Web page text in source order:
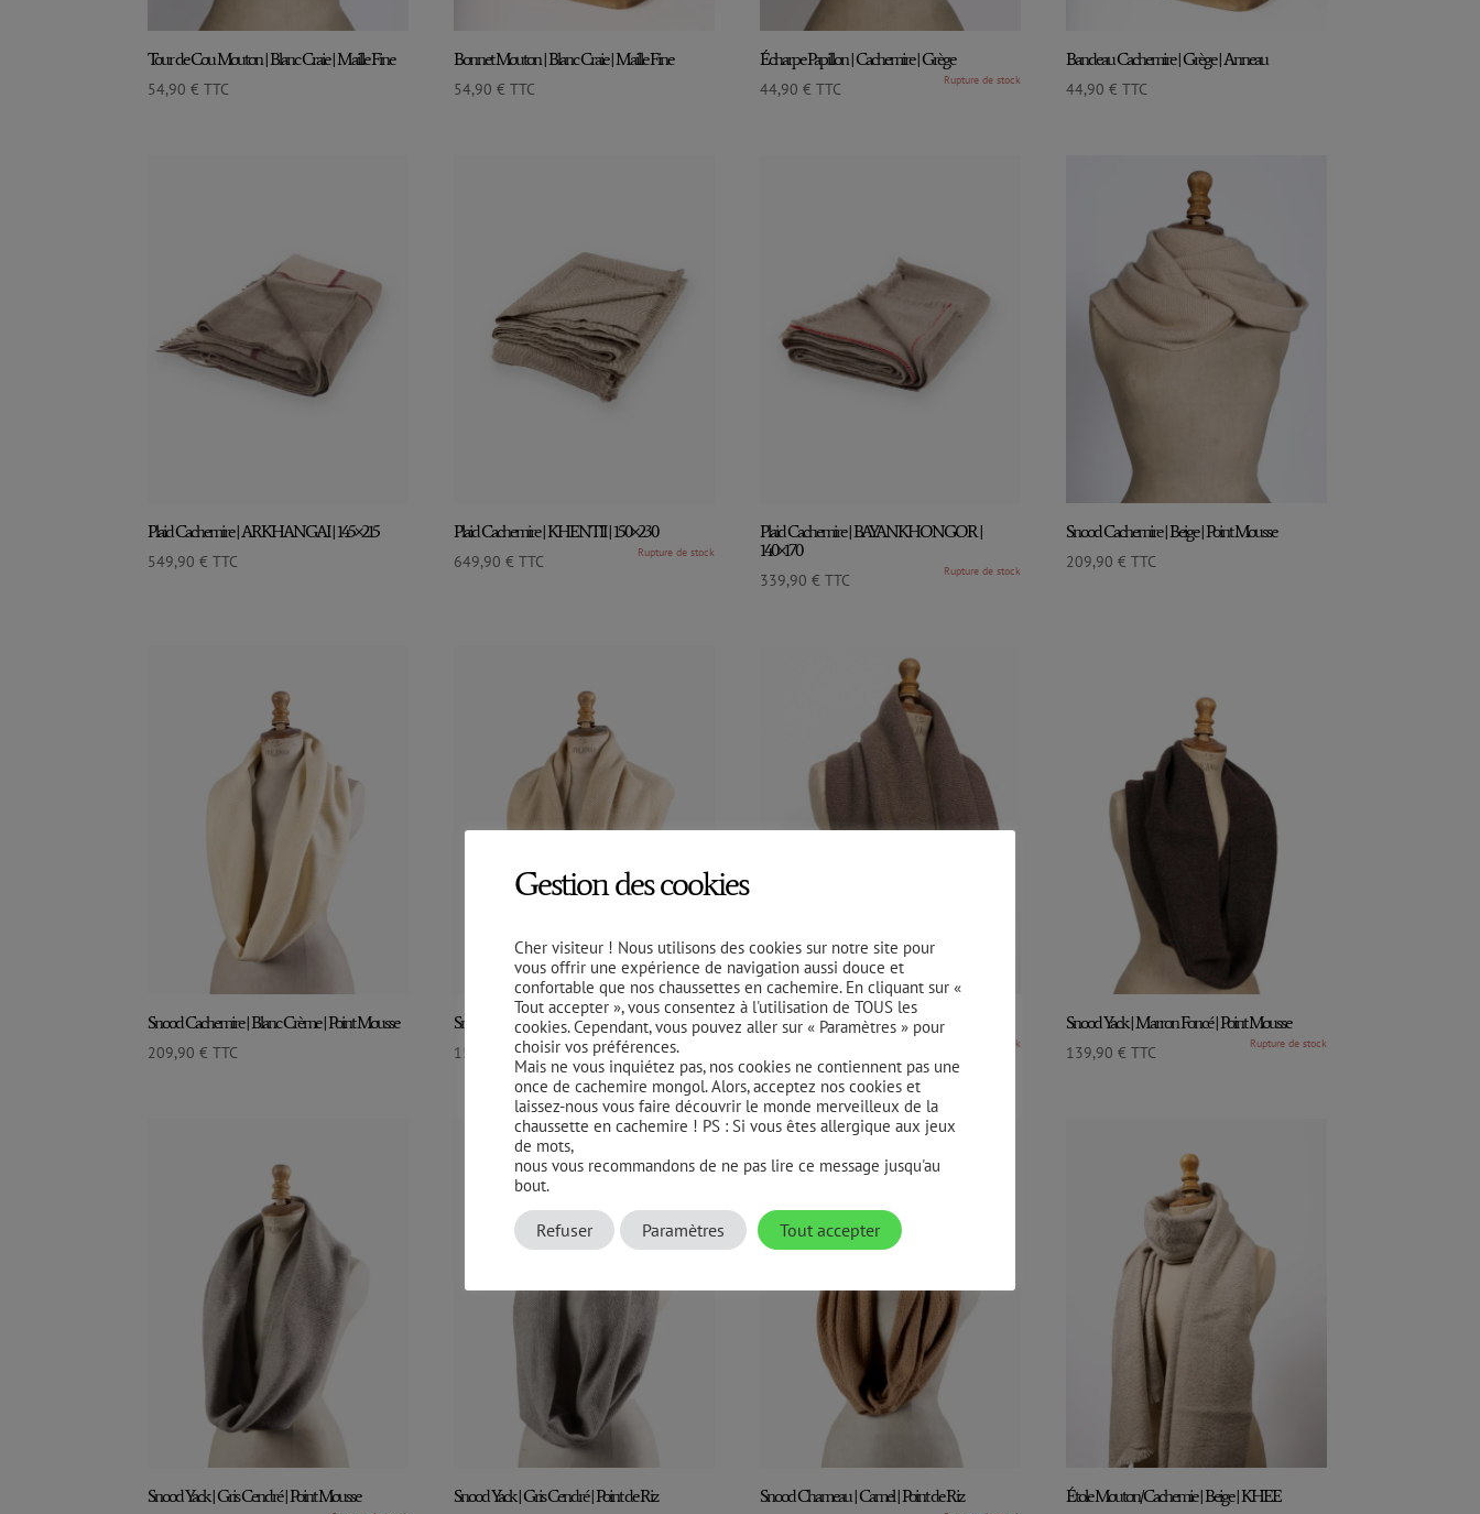
Tour de Cou Mouton | Blanc Craie | Maille Fine
54,90€ TTC
Bonnet Mouton | Blanc Craie | Maille Fine
54,90€ TTC
Écharpe Papillon | Cachemire | Grège
44,90€ TTC
Bandeau Cachemire | Grège | Anneau
44,90€ TTC
Plaid Cachemire | ARKHANGAI | 145×215
549,90€ TTC
Plaid Cachemire | KHENTII | 150×230
649,90€ TTC
Plaid Cachemire | BAYANKHONGOR |
140×170
339,90€ TTC
Snood Cachemire | Beige | Point Mousse
209,90€ TTC
Snood Cachemire | Blanc Crème | Point Mousse
209,90€ TTC
Snood Cachemire | Beige | Point de Riz
159,90 € TTC
Snood Yack | Marron Chocolat | Point Mousse Snood Yack | Marron Foncé | Point Mousse
139,90€ TTC
Snood Yack | Gris Cendré | Point Mousse Snood Yack | Gris Cendré | Point de Riz Snood Chameau | Camel | Point de Riz Étole Mouton/Cachemie | Beige | KHEE
Gestion des cookies
Cher visiteur ! Nous utilisons des cookies sur notre site pour
vous offrir une expérience de navigation aussi douce et
confortable que nos chaussettes en cachemire. En cliquant sur «
Tout accepter », vous consentez à l'utilisation de TOUS les
cookies. Cependant, vous pouvez aller sur « Paramètres » pour
choisir vos préférences.
Mais ne vous inquiétez pas, nos cookies ne contiennent pas une
once de cachemire mongol. Alors, acceptez nos cookies et
laissez-nous vous faire découvrir le monde merveilleux de la
chaussette en cachemire ! PS : Si vous êtes allergique aux jeux
de mots,
nous vous recommandons de ne pas lire ce message jusqu'au
bout.
Refuser Paramètres Tout accepter